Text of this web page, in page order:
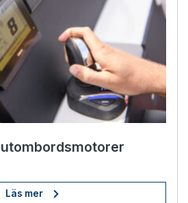
utombordsmotorer
Läs mer